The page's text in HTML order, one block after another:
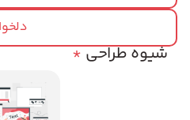
*شیوه طراحی